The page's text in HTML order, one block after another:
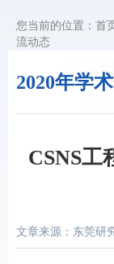
2020年学
您当前的位置： 首
流动态
CSNS工
文章来源：东莞研